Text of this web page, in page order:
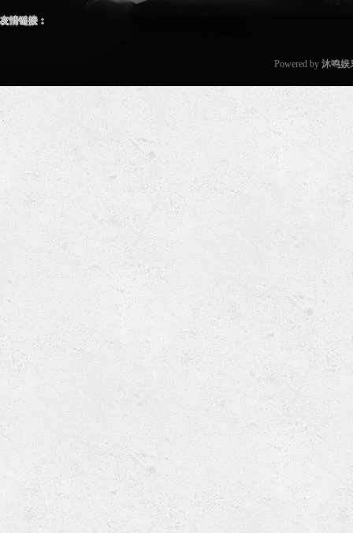
友情链接：
Powered by 沐鸣娱